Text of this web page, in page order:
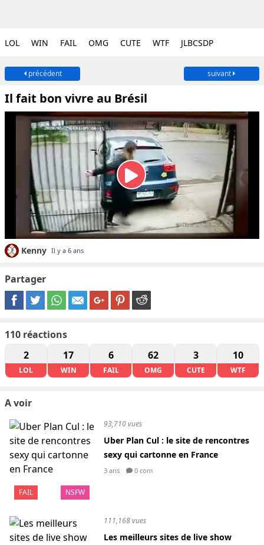
LOL WIN FAIL OMG CUTE WTF JLBCSDP
précédent suivant
Il fait bon vivre au Brésil
Kenny Il y a 6 ans
Partager
110 réactions
2
LOL
17
WIN
6
FAIL
62
OMG
3
CUTE
10
WTF
A voir
FAIL NSFW
93,710 vues
Uber Plan Cul : le site de rencontres
sexy qui cartonne en France
3 ans 0 com
111,168 vues
Les meilleurs sites de live show